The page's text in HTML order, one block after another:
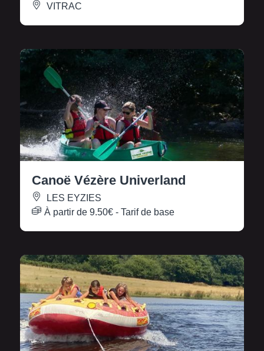
VITRAC
Canoë Vézère Univerland
LES EYZIES
À partir de 9.50€ - Tarif de base